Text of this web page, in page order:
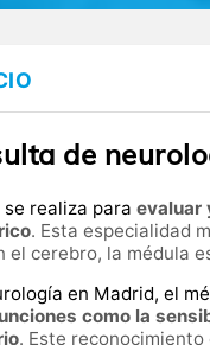
de
realiza para evaluar
. Esta especialidad
cerebro, la médula
en Madrid, el
como la
. Este